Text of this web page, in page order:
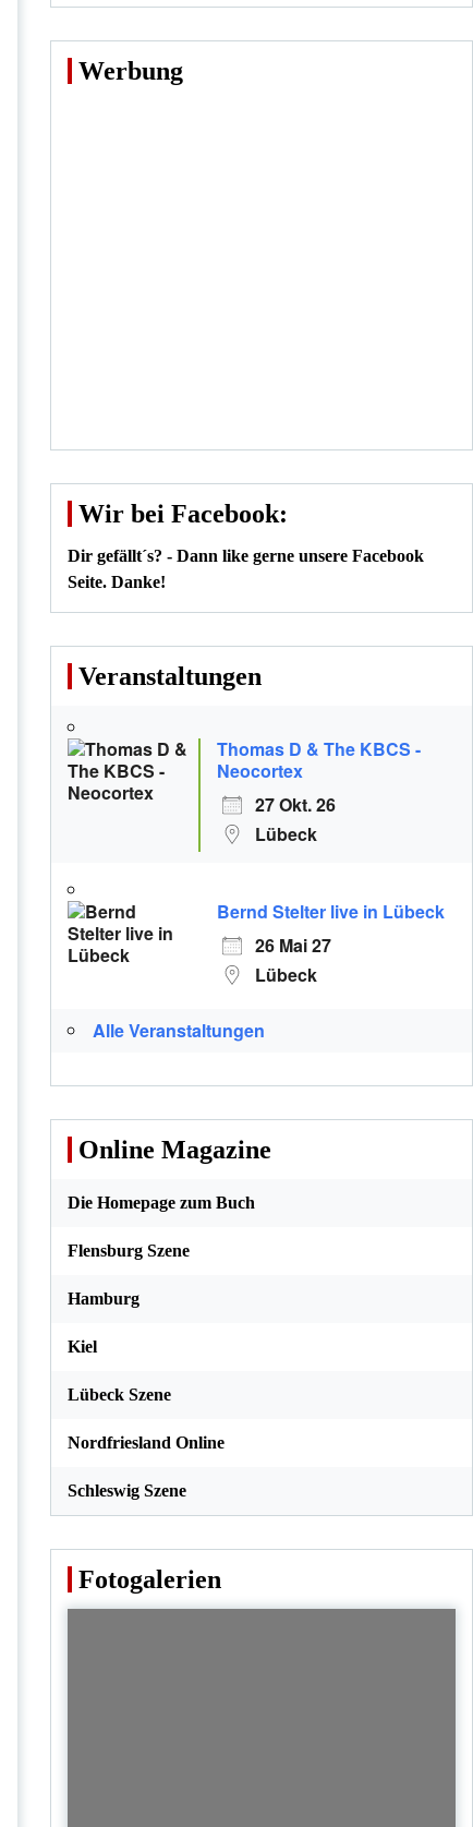
Werbung
Wir bei Facebook:
Dir gefällt´s? - Dann like gerne unsere Facebook
Seite. Danke!
Veranstaltungen
Thomas D & The KBCS -
Neocortex
27 Okt. 26
Lübeck
Bernd Stelter live in Lübeck
26 Mai 27
Lübeck
Alle Veranstaltungen
Online Magazine
Die Homepage zum Buch
Flensburg Szene
Hamburg
Kiel
Lübeck Szene
Nordfriesland Online
Schleswig Szene
Fotogalerien